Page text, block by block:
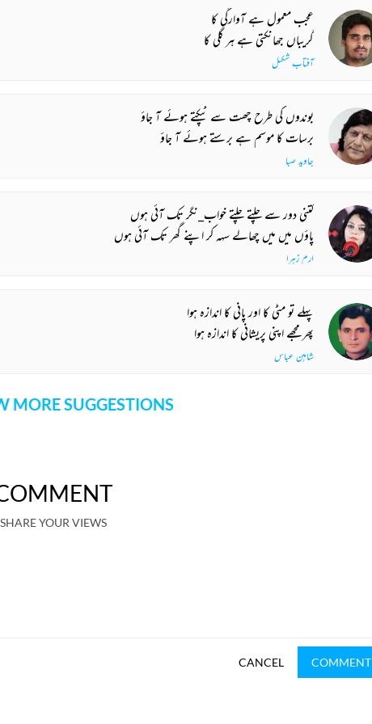
عجب معمول ہے آوارگی کا
گریباں جھانکتی ہے ہر گلی کا
آفتاب شکیل
بوندوں کی طرح چھت سے ٹپکتے ہوئے آ جاؤ
برسات کا موسم ہے برستے ہوئے آ جاؤ
جاوید صبا
کتنی دور سے چلتے چلتے خواب_نگر تک آئی ہوں
پاؤں میں میں چھالے سہہ کر اپنے گھر تک آئی ہوں
ارم زہرا
پہلے تو مٹی کا اور پانی کا اندازہ ہوا
پھر مجھے اپنی پریشانی کا اندازہ ہوا
شاہین عباس
MORE SUGGESTIONS
SHARE YOUR VIEWS
CANCEL COMMENT